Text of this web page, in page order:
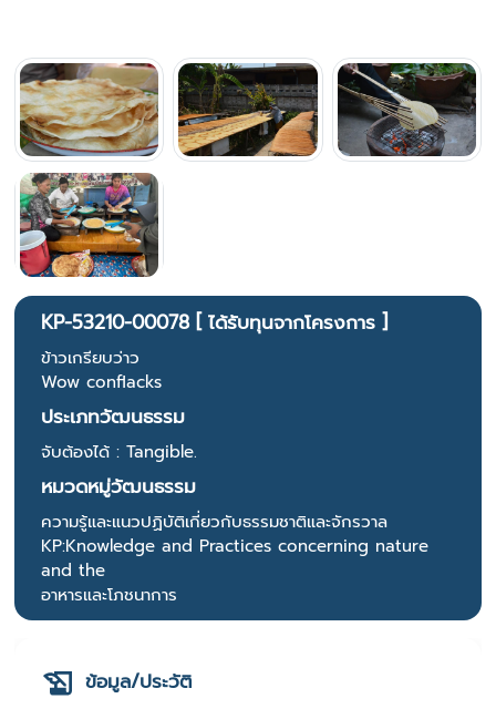
KP-53210-00078 [ ได้รับทุนจากโครงการ ]
ข้าวเกรียบว่าว
Wow conflacks
ประเภทวัฒนธรรม
จับต้องได้ : Tangible.
หมวดหมู่วัฒนธรรม
ความรู้และแนวปฏิบัติเกี่ยวกับธรรมชาติและจักรวาล
KP:Knowledge and Practices concerning nature
and the
อาหารและโภชนาการ
ข้อมูล/ประวัติ